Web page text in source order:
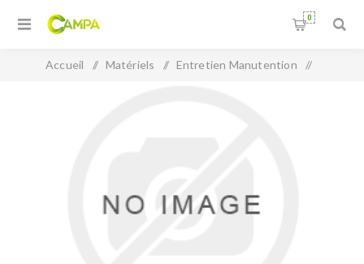
0
Accueil / Matériels / Entretien Manutention /